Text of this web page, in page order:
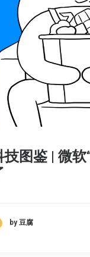
技图鉴 | 微软
by 豆腐